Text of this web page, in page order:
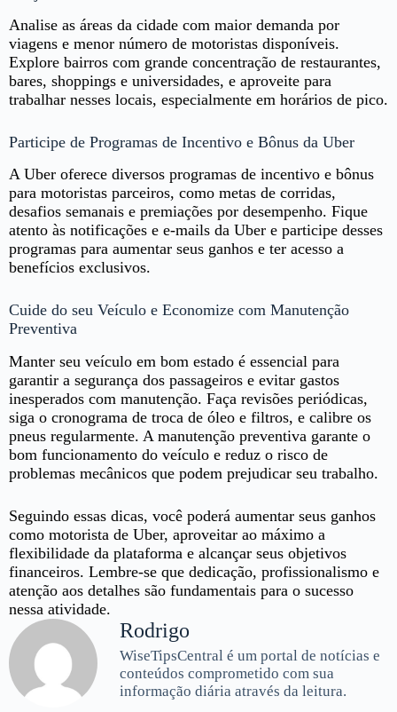
Analise as áreas da cidade com maior demanda por
viagens e menor número de motoristas disponíveis.
Explore bairros com grande concentração de restaurantes,
bares, shoppings e universidades, e aproveite para
trabalhar nesses locais, especialmente em horários de pico.
Participe de Programas de Incentivo e Bônus da Uber
A Uber oferece diversos programas de incentivo e bônus
para motoristas parceiros, como metas de corridas,
desafios semanais e premiações por desempenho. Fique
atento às notificações e e-mails da Uber e participe desses
programas para aumentar seus ganhos e ter acesso a
benefícios exclusivos.
Cuide do seu Veículo e Economize com Manutenção
Preventiva
Manter seu veículo em bom estado é essencial para
garantir a segurança dos passageiros e evitar gastos
inesperados com manutenção. Faça revisões periódicas,
siga o cronograma de troca de óleo e filtros, e calibre os
pneus regularmente. A manutenção preventiva garante o
bom funcionamento do veículo e reduz o risco de
problemas mecânicos que podem prejudicar seu trabalho.
Seguindo essas dicas, você poderá aumentar seus ganhos
como motorista de Uber, aproveitar ao máximo a
flexibilidade da plataforma e alcançar seus objetivos
financeiros. Lembre-se que dedicação, profissionalismo e
atenção aos detalhes são fundamentais para o sucesso
nessa atividade.
Rodrigo
WiseTipsCentral é um portal de notícias e
conteúdos comprometido com sua
informação diária através da leitura.